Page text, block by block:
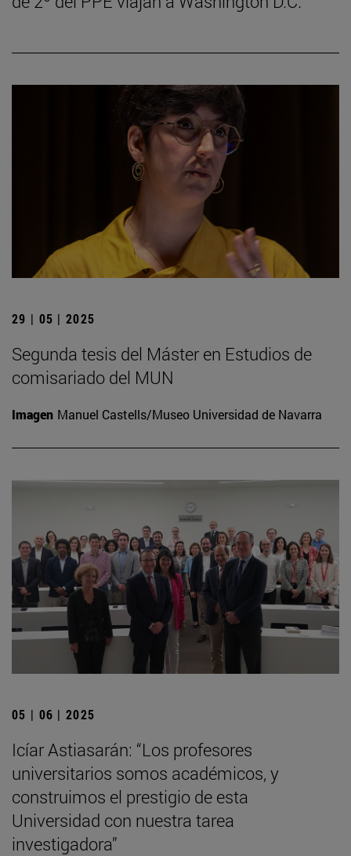
29 | 05 | 2025
Segunda tesis del Máster en Estudios de
comisariado del MUN
Imagen Manuel Castells/Museo Universidad de Navarra
05 | 06 | 2025
Icíar Astiasarán: “Los profesores
universitarios somos académicos, y
construimos el prestigio de esta
Universidad con nuestra tarea
investigadora”